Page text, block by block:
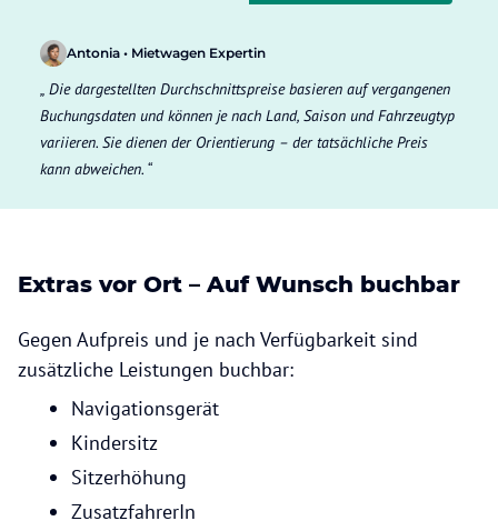
Antonia • Mietwagen Expertin
Die dargestellten Durchschnittspreise basieren auf vergangenen
Buchungsdaten und können je nach Land, Saison und Fahrzeugtyp
variieren. Sie dienen der Orientierung – der tatsächliche Preis
kann abweichen.
Extras vor Ort – Auf Wunsch buchbar
Gegen Aufpreis und je nach Verfügbarkeit sind
zusätzliche Leistungen buchbar:
Navigationsgerät
Kindersitz
Sitzerhöhung
ZusatzfahrerIn